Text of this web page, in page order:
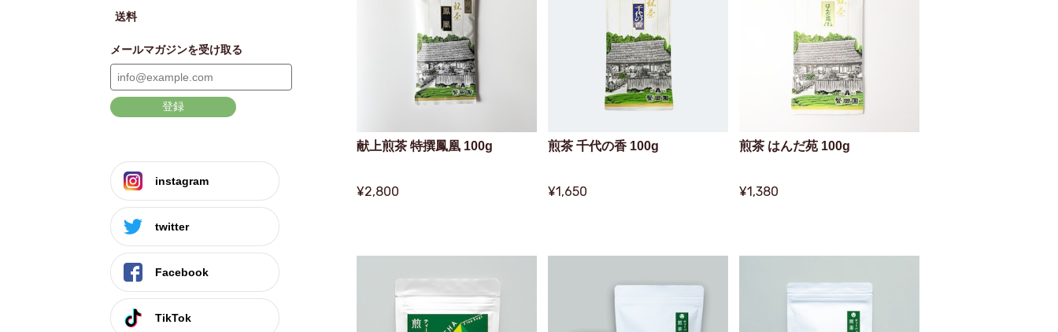
送料
メールマガジンを受け取る
登録
instagram
twitter
Facebook
TikTok
献上煎茶 特撰鳳凰 100g
¥2,800
煎茶 千代の香 100g
¥1,650
煎茶 はんだ苑 100g
¥1,380